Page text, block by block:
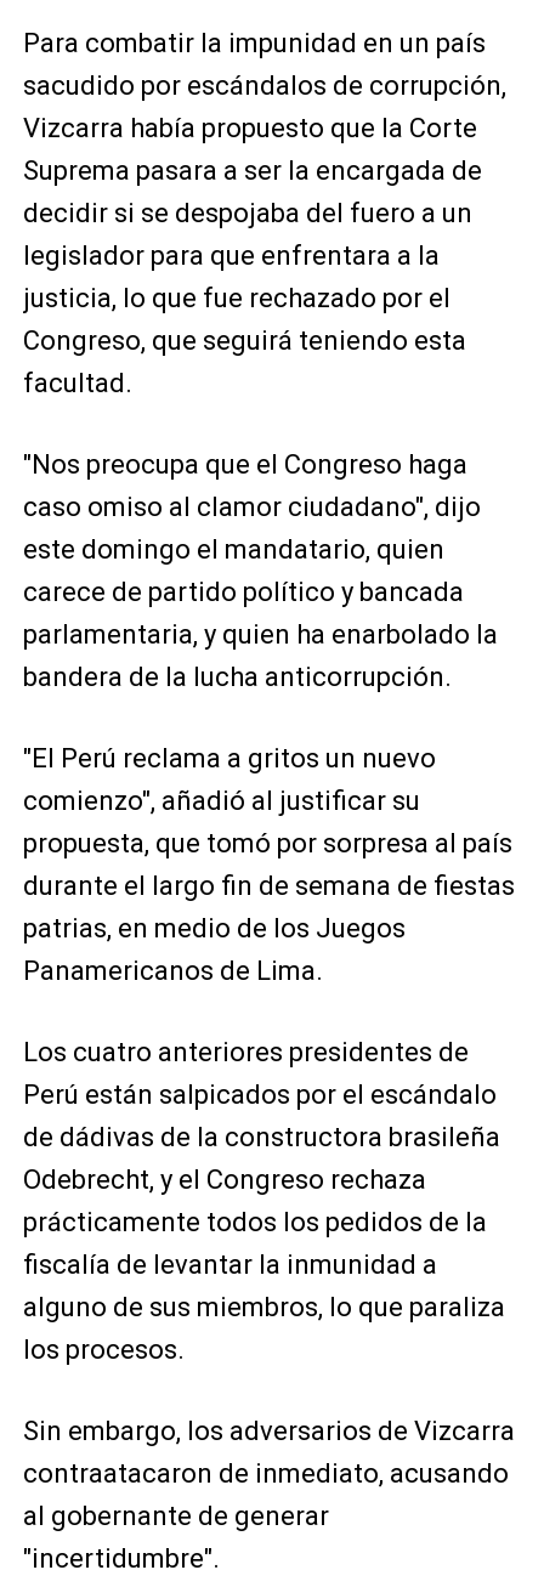
Para combatir la impunidad en un país
sacudido por escándalos de corrupción,
Vizcarra había propuesto que la Corte
Suprema pasara a ser la encargada de
decidir si se despojaba del fuero a un
legislador para que enfrentara a la
justicia, lo que fue rechazado por el
Congreso, que seguirá teniendo esta
facultad.
"Nos preocupa que el Congreso haga
caso omiso al clamor ciudadano", dijo
este domingo el mandatario, quien
carece de partido político y bancada
parlamentaria, y quien ha enarbolado la
bandera de la lucha anticorrupción.
"El Perú reclama a gritos un nuevo
comienzo", añadió al justificar su
propuesta, que tomó por sorpresa al país
durante el largo fin de semana de fiestas
patrias, en medio de los Juegos
Panamericanos de Lima.
Los cuatro anteriores presidentes de
Perú están salpicados por el escándalo
de dádivas de la constructora brasileña
Odebrecht, y el Congreso rechaza
prácticamente todos los pedidos de la
fiscalía de levantar la inmunidad a
alguno de sus miembros, lo que paraliza
los procesos.
Sin embargo, los adversarios de Vizcarra
contraatacaron de inmediato, acusando
al gobernante de generar
"incertidumbre".